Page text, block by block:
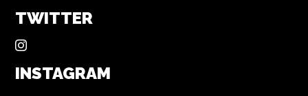
TWITTER
INSTAGRAM